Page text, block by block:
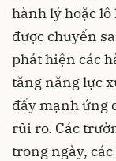
hành lý hoặc
được chuyển
phát hiện các
tăng năng lực
đẩy mạnh ứng
rủi ro. Các
trong ngày,